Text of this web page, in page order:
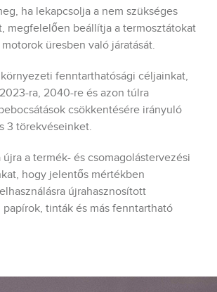
ha lekapcsolja a nem szükséges
megfelelően beállítja a termosztátokat
üresben való járatását.
fenntarthatósági céljainkat,
ra, 2040-re és azon túlra
csökkentésére irányuló
3 törekvéseinket.
újra a termék- és csomagolástervezési
hogy jelentős mértékben
újrahasznosított
papírok, tinták és más fenntartható